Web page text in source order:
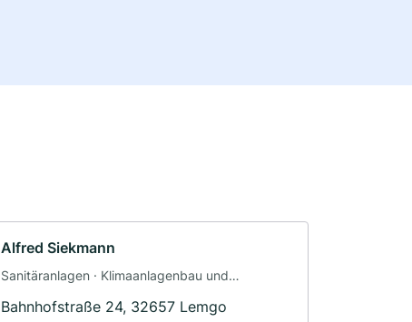
Alfred Siekmann
Sanitäranlagen · Klimaanlagenbau und
Bahnhofstraße 24, 32657 Lemgo